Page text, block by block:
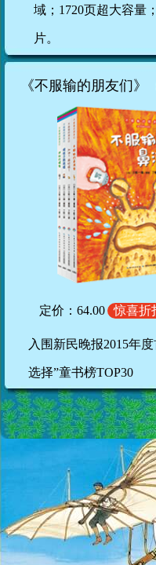
域；1720页超大容量
片。
《不服输的朋友们》
定价：64.00 惊喜折
入围新民晚报2015年
选择”童书榜TOP30